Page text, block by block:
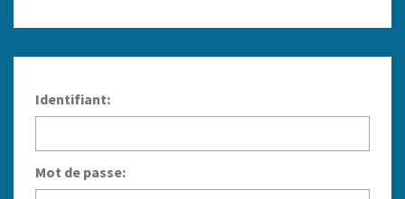
Identifiant:
Mot de passe: